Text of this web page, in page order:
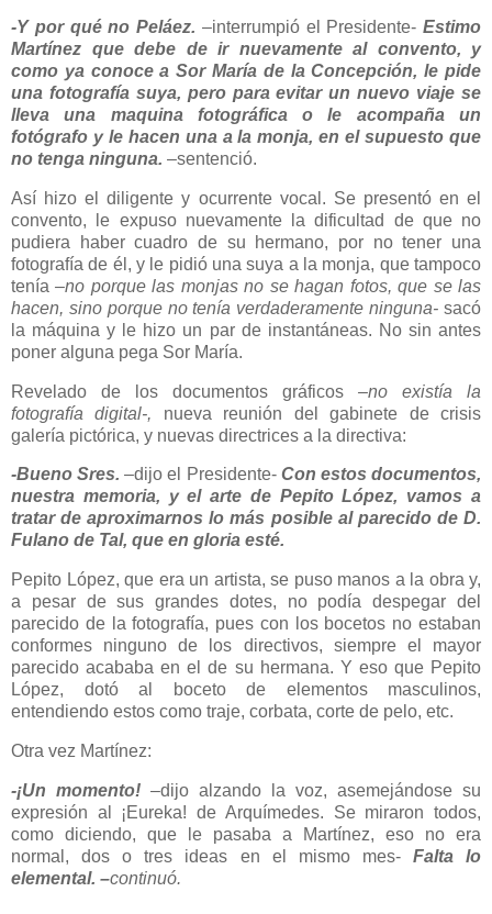
-Y por qué no Peláez. –interrumpió el Presidente- Estimo
Martínez que debe de ir nuevamente al convento, y
como ya conoce a Sor María de la Concepción, le pide
una fotografía suya, pero para evitar un nuevo viaje se
lleva una maquina fotográfica o le acompaña un
fotógrafo y le hacen una a la monja, en el supuesto que
no tenga ninguna. –sentenció.
Así hizo el diligente y ocurrente vocal. Se presentó en el
convento, le expuso nuevamente la dificultad de que no
pudiera haber cuadro de su hermano, por no tener una
fotografía de él, y le pidió una suya a la monja, que tampoco
tenía–no porque las monjas no se hagan fotos, que se las
hacen, sino porque no tenía verdaderamenteninguna- sacó
la máquina y le hizo un par de instantáneas. No sin antes
poner alguna pega Sor María.
Revelado de los documentos gráficos –no existía la
fotografía digital-, nueva reunión del gabinete de crisis
galería pictórica, y nuevas directrices a la directiva:
-Bueno Sres.–dijo el Presidente- Con estos documentos,
nuestra memoria, y el arte de Pepito López, vamos a
tratar de aproximarnos lo más posible al parecido de D.
Fulano de Tal, que en gloria esté.
Pepito López, que era un artista, se puso manos a la obra y,
a pesar de sus grandes dotes, no podía despegar del
parecido de la fotografía, pues con los bocetos no estaban
conformes ninguno de los directivos, siempre el mayor
parecido acababa en el de su hermana. Y eso que Pepito
López, dotó al boceto de elementos masculinos,
entendiendo estos como traje, corbata, corte de pelo, etc.
Otra vez Martínez:
-¡Un momento! –dijo alzando la voz, asemejándose su
expresión al ¡Eureka! de Arquímedes. Se miraron todos,
como diciendo, que le pasaba a Martínez, eso no era
normal, dos o tres ideas en el mismo mes- Falta lo
elemental. –continuó.